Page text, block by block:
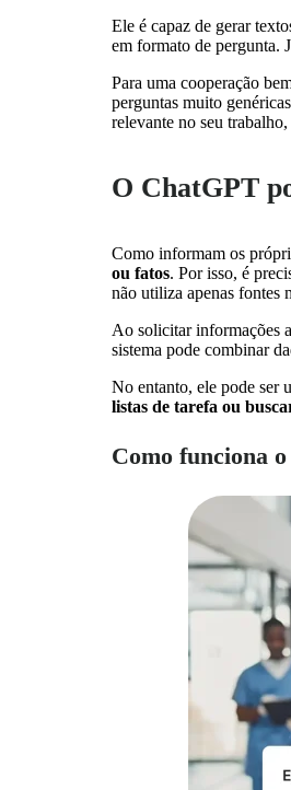
Ele é capaz de gerar
em formato de pergunta.
Para uma cooperação
perguntas muito
relevante no seu
O ChatGPT
Como informam os
ou fatos. Por isso, é
não utiliza apenas fontes
Ao solicitar informações
sistema pode combinar
No entanto, ele pode ser
listas de tarefa ou
Como funciona